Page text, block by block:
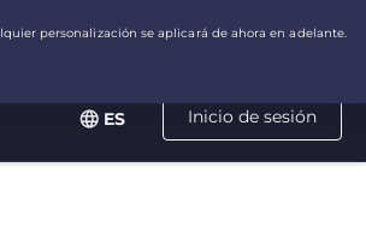
Inicio de sesión
ES